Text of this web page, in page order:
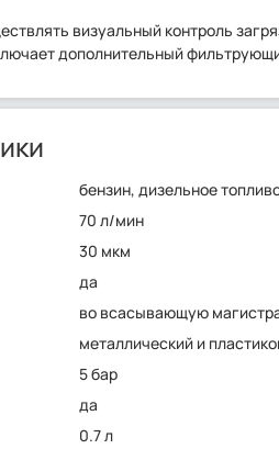
визуальный контроль
дополнительный
бензин, дизельное
70 л/мин
30 мкм
да
во всасывающую
металлический и
5 бар
да
0.7 л